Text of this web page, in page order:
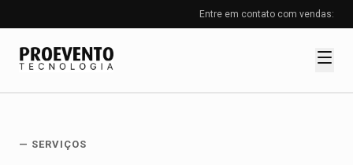
Entre em contato com vendas:
— SERVIÇOS